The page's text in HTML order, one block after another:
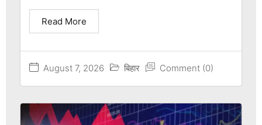
August 7, 2026 बिहार Comment (0)
Read More